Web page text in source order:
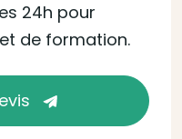
24h pour
de formation.